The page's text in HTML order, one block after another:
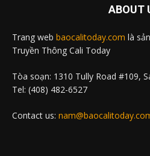
ABOUT
Trang web baocalitoday.com là
Truyền Thông Cali Today
Tòa soạn: 1310 Tully Road #109,
Tel: (408) 482-6527
Contact us: